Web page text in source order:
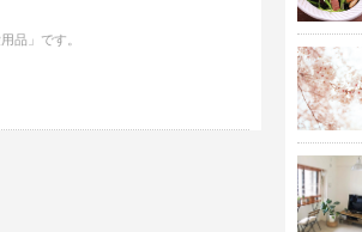
品」です。